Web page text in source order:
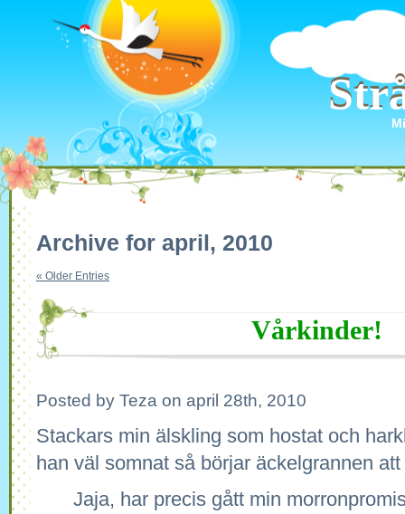
Archive for april, 2010
« Older Entries
Vårkinder!
Posted by Teza on april 28th, 2010
Stackars min älskling som hostat och
han väl somnat så börjar äckelgrannen
Jaja, har precis gått min